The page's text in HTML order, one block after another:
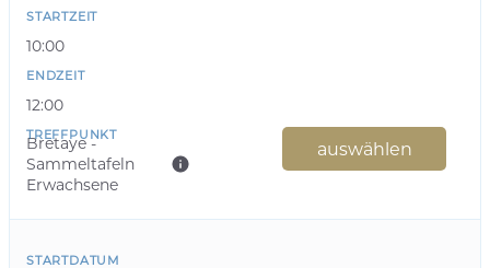
STARTZEIT
10:00
ENDZEIT
12:00
TREFFPUNKT
Bretaye -
Sammeltafeln
Erwachsene
auswählen
STARTDATUM